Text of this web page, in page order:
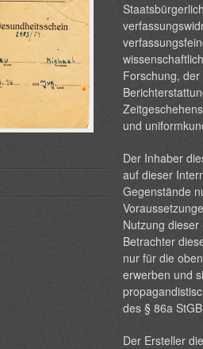
Forschung,
und
Der Inhaber
auf dieser
Gegenstände
Nutzung
Betrachter
nur für die
erwerben und
des § 86a
Der Ersteller